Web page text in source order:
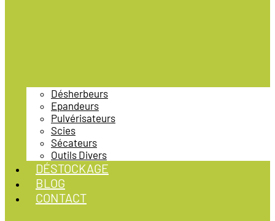
Désherbeurs
Epandeurs
Pulvérisateurs
Scies
Sécateurs
Outils Divers
DÉSTOCKAGE
BLOG
CONTACT